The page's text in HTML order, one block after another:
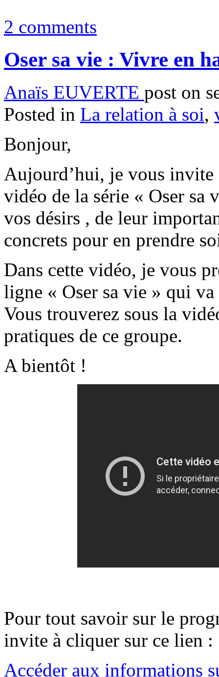
2 comments
Oser sa vie : Vivre en
Anaïs EUVERTE post on
Posted in La relation à soi,
Bonjour,
Aujourd’hui, je vous invite
vidéo de la série « Oser sa
vos désirs , de leur
concrets pour en prendre
Dans cette vidéo, je vous
ligne « Oser sa vie » qui
Vous trouverez sous la
pratiques de ce groupe.
A bientôt !
Pour tout savoir sur le
invite à cliquer sur ce lien :
Accéder aux informations